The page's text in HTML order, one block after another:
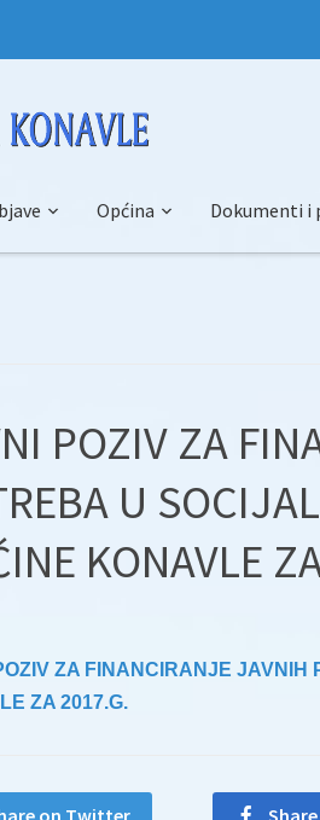
Općina Dokumenti i
POZIV ZA
U
KONAVLE
ZA FINANCIRANJE JAVNIH
ZA 2017.G.
on Twitter